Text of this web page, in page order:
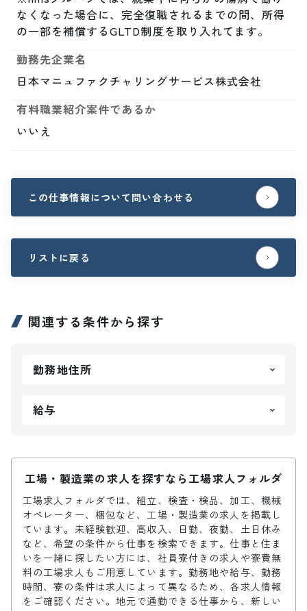
なくなった場合に、完全復職されるまでの間、所得
の一部を補償するGLTD制度を取り入れてます。
勤務先企業名
日本マニュファクチャリングサービス株式会社
有料職業紹介案件であるか
いいえ
この仕事情報について問い合わせる
リストに戻る
関連する条件から探す
勤務地住所
給与
工場・製造業の求人を探すなら工場求人フォルダ
工場求人フォルダでは、組立、検査・検品、加工、機械
オペレーター、梱包など、工場・製造業の求人を掲載し
ています。未経験歓迎、高収入、日勤、夜勤、土日休み
など、希望の条件から仕事を検索できます。仕事と住ま
いを一緒に探したい方には、社員寮付きの求人や寮費無
料の工場求人もご用意しています。勤務地や給与、勤務
時間、寮の条件は求人によって異なるため、各求人情報
をご確認ください。地元で通勤できる仕事から、新しい